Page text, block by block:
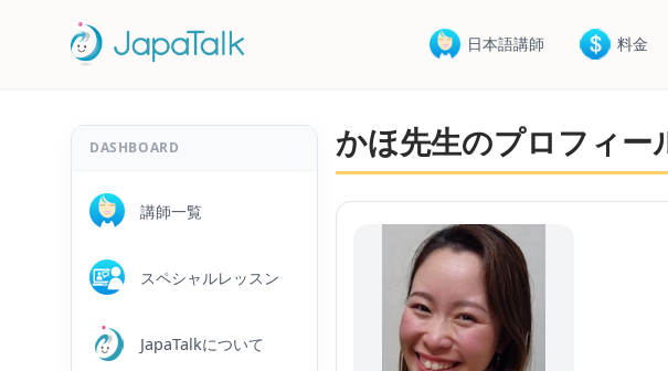
日本語講師 料金
DASHBOARD
講師一覧
スペシャルレッスン
JapaTalkについて
かほ先生のプロフィー